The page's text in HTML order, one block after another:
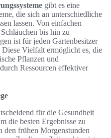
gibt es eine
die sich an unterschiedliche
lassen. Von einfachen
bis hin zu
ist für jeden Gartenbesitzer
Vielfalt ermöglicht es, die
Pflanzen und
Ressourcen effektiver
für die Gesundheit
die besten Ergebnisse zu
den frühen Morgenstunden